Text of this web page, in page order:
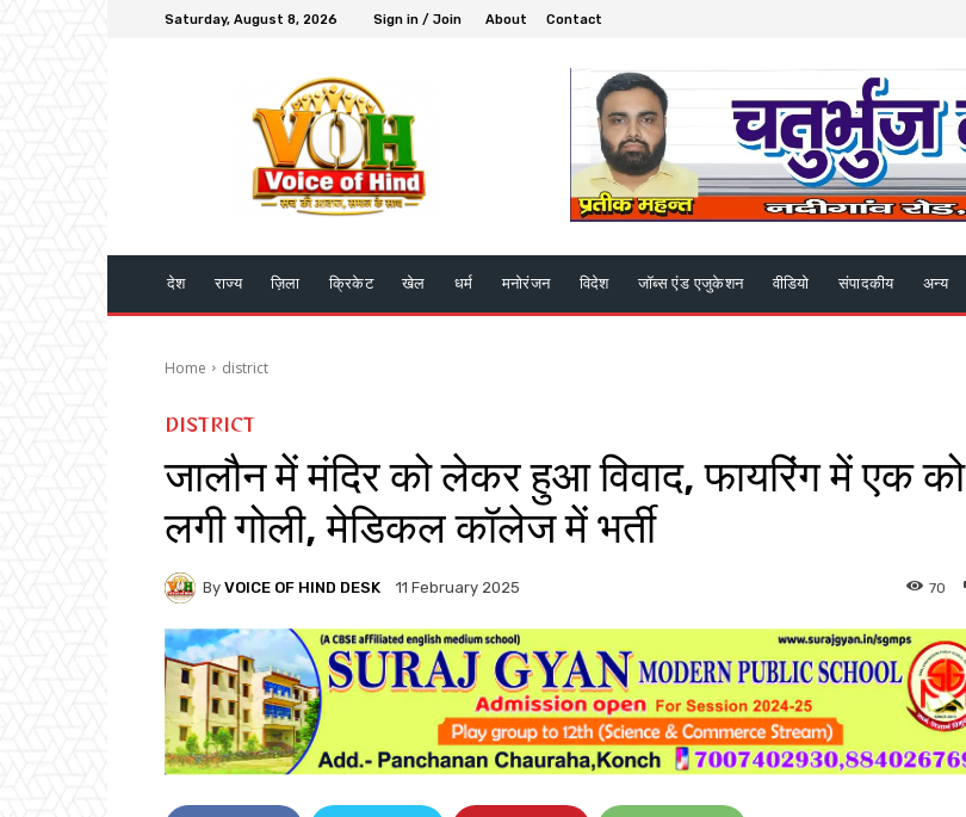
Saturday, August 8, 2026 Sign in / Join About Contact
देश राज्य ज़िला क्रिकेट खेल धर्म मनोरंजन विदेश जॉब्स एंड एजुकेशन वीडियो संपादकीय अन्य
Home district
DISTRICT
जालौन में मंदिर को लेकर हुआ विवाद, फायरिंग में एक को
लगी गोली, मेडिकल कॉलेज में भर्ती
By VOICE OF HIND DESK 11 February 2025 70